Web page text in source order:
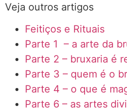
Veja outros artigos
Feitiços e Rituais
Parte 1 – a arte da
Parte 2 – bruxaria é
Parte 3 – quem é o
Parte 4 – o que é
Parte 6 – as artes